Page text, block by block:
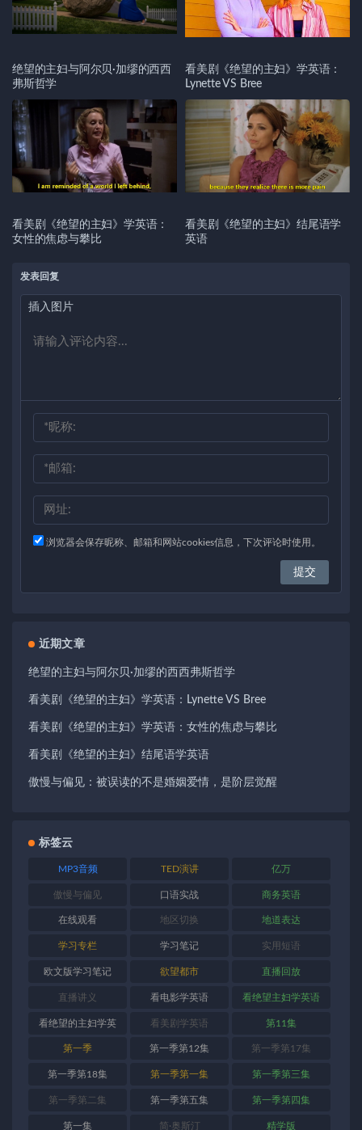
绝望的主妇与阿尔贝·加缪的西西
弗斯哲学
看美剧《绝望的主妇》学英语：
Lynette VS Bree
看美剧《绝望的主妇》学英语：
女性的焦虑与攀比
看美剧《绝望的主妇》结尾语学
英语
发表回复
插入图片
浏览器会保存昵称、邮箱和网站cookies信息，下次评论时使用。
近期文章
绝望的主妇与阿尔贝·加缪的西西弗斯哲学
看美剧《绝望的主妇》学英语：Lynette VS Bree
看美剧《绝望的主妇》学英语：女性的焦虑与攀比
看美剧《绝望的主妇》结尾语学英语
傲慢与偏见：被误读的不是婚姻爱情，是阶层觉醒
标签云
MP3音频 TED演讲 亿万
傲慢与偏见 口语实战 商务英语
在线观看 地区切换 地道表达
学习专栏 学习笔记 实用短语
欧文版学习笔记 欲望都市 直播回放
直播讲义 看电影学英语 看绝望主妇学英语
看绝望的主妇学英
语
看美剧学英语 第11集
第一季 第一季第12集 第一季第17集
第一季第18集 第一季第一集 第一季第三集
第一季第二集 第一季第五集 第一季第四集
第一集 简·奥斯汀 精学版